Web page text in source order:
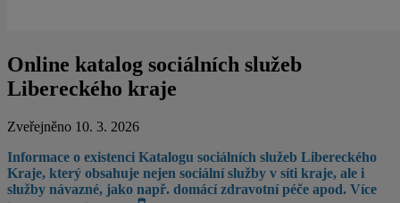
Online katalog sociálních služeb
Libereckého kraje
Zveřejněno 10. 3. 2026
Informace o existenci Katalogu sociálních služeb Libereckého
Kraje, který obsahuje nejen sociální služby v síti kraje, ale i
služby návazné, jako např. domácí zdravotní péče apod. Více